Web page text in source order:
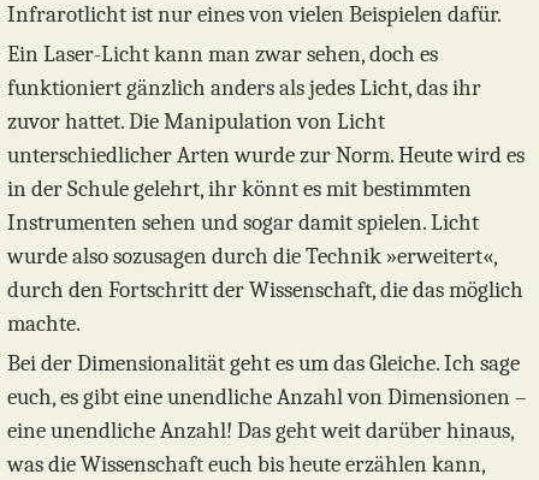
Infrarotlicht ist nur eines von vielen Beispielen dafür.
Ein Laser-Licht kann man zwar sehen, doch es
funktioniert gänzlich anders als jedes Licht, das ihr
zuvor hattet. Die Manipulation von Licht
unterschiedlicher Arten wurde zur Norm. Heute wird es
in der Schule gelehrt, ihr könnt es mit bestimmten
Instrumenten sehen und sogar damit spielen. Licht
wurde also sozusagen durch die Technik »erweitert«,
durch den Fortschritt der Wissenschaft, die das möglich
machte.
Bei der Dimensionalität geht es um das Gleiche. Ich sage
euch, es gibt eine unendliche Anzahl von Dimensionen –
eine unendliche Anzahl! Das geht weit darüber hinaus,
was die Wissenschaft euch bis heute erzählen kann,